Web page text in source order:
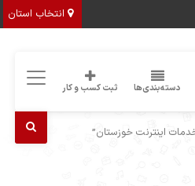
انتخاب استان
دسته‌بندی‌ها ثبت کسب و کار
اینترنت خوزستان”